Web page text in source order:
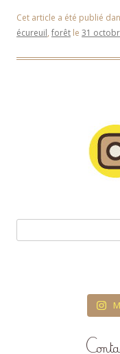
Cet article a été publié
écureuil, forêt le 31